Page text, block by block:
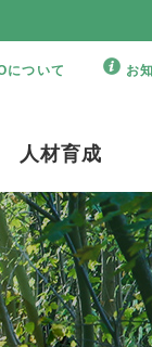
について お
人材育成